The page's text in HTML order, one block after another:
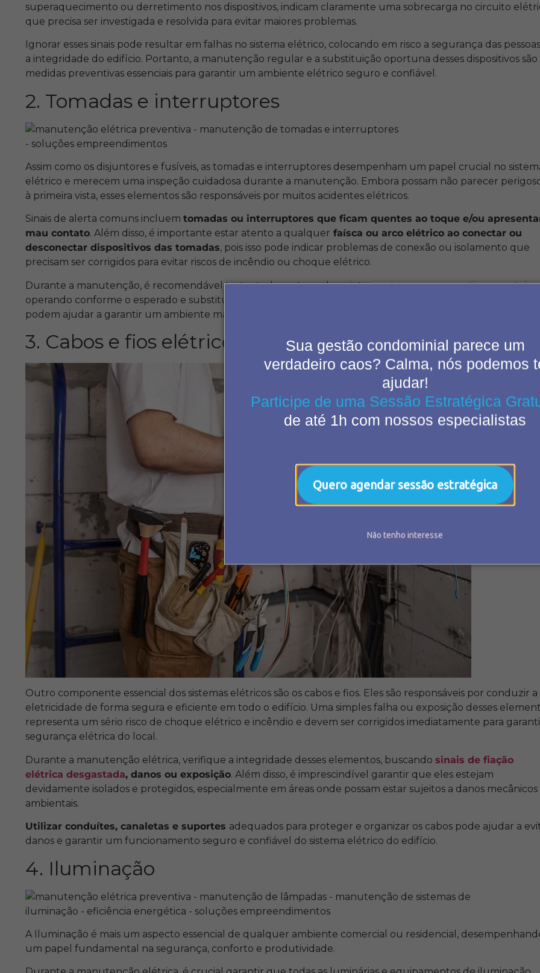
Sua gestão condominial parece um
verdadeiro caos? Calma, nós podemos
ajudar!
Participe de uma Sessão Estratégica
de até 1h com nossos especialistas
Quero agendar sessão estratégica
Não tenho interesse
superaquecimento ou derretimento nos dispositivos, indicam claramente uma sobrecarga no circuito
que precisa ser investigada e resolvida para evitar maiores problemas.
Ignorar esses sinais pode resultar em falhas no sistema elétrico, colocando em risco a segurança das
a integridade do edifício. Portanto, a manutenção regular e a substituição oportuna desses dispositivos são
medidas preventivas essenciais para garantir um ambiente elétrico seguro e confiável.
2. Tomadas e interruptores
Assim como os disjuntores e fusíveis, as tomadas e interruptores desempenham um papel crucial no
elétrico e merecem uma inspeção cuidadosa durante a manutenção. Embora possam não parecer
à primeira vista, esses elementos são responsáveis por muitos acidentes elétricos.
Sinais de alerta comuns incluem tomadas ou interruptores que ficam quentes ao toque e/ou
mau contato. Além disso, é importante estar atento a qualquer faísca ou arco elétrico ao conectar ou
desconectar dispositivos das tomadas, pois isso pode indicar problemas de conexão ou isolamento que
precisam ser corrigidos para evitar riscos de incêndio ou choque elétrico.
Durante a manutenção, é recomendável testar todas as tomadas e interruptores para garantir que
operando conforme o esperado e substituir aqueles que apresentarem problemas. Essas medidas simples
podem ajudar a garantir um ambiente mais seguro e confiável.
3. Cabos e fios elétricos
Outro componente essencial dos sistemas elétricos são os cabos e fios. Eles são responsáveis por conduzir a
eletricidade de forma segura e eficiente em todo o edifício. Uma simples falha ou exposição desses
representa um sério risco de choque elétrico e incêndio e devem ser corrigidos imediatamente para
segurança elétrica do local.
Durante a manutenção elétrica, verifique a integridade desses elementos, buscando sinais de fiação
elétrica desgastada, danos ou exposição. Além disso, é imprescindível garantir que eles estejam
devidamente isolados e protegidos, especialmente em áreas onde possam estar sujeitos a danos mecânicos
ambientais.
Utilizar conduítes, canaletas e suportes adequados para proteger e organizar os cabos pode ajudar a
danos e garantir um funcionamento seguro e confiável do sistema elétrico do edifício.
4. Iluminação
A Iluminação é mais um aspecto essencial de qualquer ambiente comercial ou residencial,
um papel fundamental na segurança, conforto e produtividade.